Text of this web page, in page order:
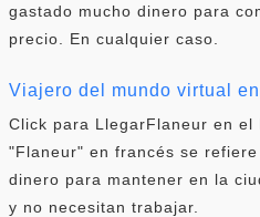
gastado mucho dinero para
precio. En cualquier caso.
Viajero del mundo virtual
Click para LlegarFlaneur en el
"Flaneur" en francés se
dinero para mantener en la
y no necesitan trabajar.